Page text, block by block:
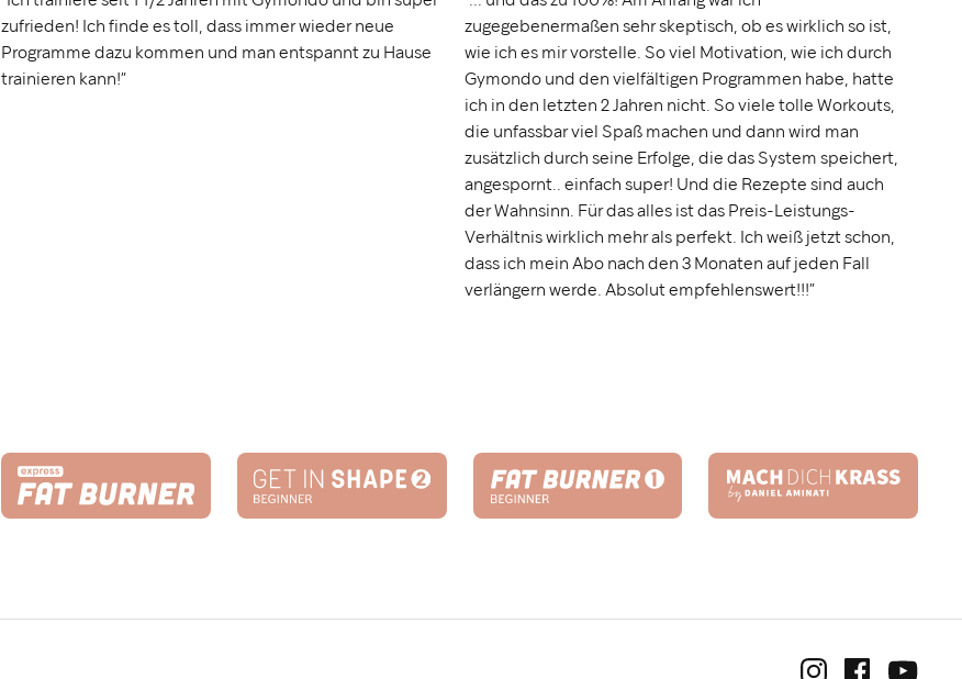
zufrieden! Ich finde es toll, dass immer wieder neue
Programme dazu kommen und man entspannt zu Hause
trainieren kann!”
zugegebenermaßen sehr skeptisch, ob es wirklich so ist,
wie ich es mir vorstelle. So viel Motivation, wie ich durch
Gymondo und den vielfältigen Programmen habe, hatte
ich in den letzten 2 Jahren nicht. So viele tolle Workouts,
die unfassbar viel Spaß machen und dann wird man
zusätzlich durch seine Erfolge, die das System speichert,
angespornt.. einfach super! Und die Rezepte sind auch
der Wahnsinn. Für das alles ist das Preis-Leistungs-
Verhältnis wirklich mehr als perfekt. Ich weiß jetzt schon,
dass ich mein Abo nach den 3 Monaten auf jeden Fall
verlängern werde. Absolut empfehlenswert!!!”